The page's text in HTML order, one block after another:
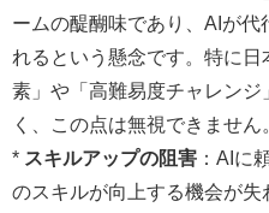
ームの醍醐味であり、AIが
れるという懸念です。特に
素」や「高難易度チャレン
く、この点は無視できません
* スキルアップの阻害 ：AIに
のスキルが向上する機会が失